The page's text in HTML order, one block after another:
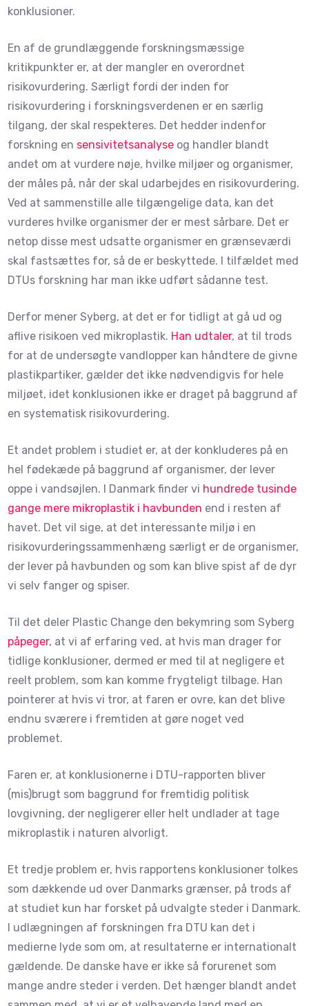
konklusioner.
En af de grundlæggende forskningsmæssige
kritikpunkter er, at der mangler en overordnet
risikovurdering. Særligt fordi der inden for
risikovurdering i forskningsverdenen er en særlig
tilgang, der skal respekteres. Det hedder indenfor
forskning en sensivitetsanalyse og handler blandt
andet om at vurdere nøje, hvilke miljøer og organismer,
der måles på, når der skal udarbejdes en risikovurdering.
Ved at sammenstille alle tilgængelige data, kan det
vurderes hvilke organismer der er mest sårbare. Det er
netop disse mest udsatte organismer en grænseværdi
skal fastsættes for, så de er beskyttede. I tilfældet med
DTUs forskning har man ikke udført sådanne test.
Derfor mener Syberg, at det er for tidligt at gå ud og
aflive risikoen ved mikroplastik. Han udtaler, at til trods
for at de undersøgte vandlopper kan håndtere de givne
plastikpartiker, gælder det ikke nødvendigvis for hele
miljøet, idet konklusionen ikke er draget på baggrund af
en systematisk risikovurdering.
Et andet problem i studiet er, at der konkluderes på en
hel fødekæde på baggrund af organismer, der lever
oppe i vandsøjlen. I Danmark finder vi hundrede tusinde
gange mere mikroplastik i havbunden end i resten af
havet. Det vil sige, at det interessante miljø i en
risikovurderingssammenhæng særligt er de organismer,
der lever på havbunden og som kan blive spist af de dyr
vi selv fanger og spiser.
Til det deler Plastic Change den bekymring som Syberg
påpeger, at vi af erfaring ved, at hvis man drager for
tidlige konklusioner, dermed er med til at negligere et
reelt problem, som kan komme frygteligt tilbage. Han
pointerer at hvis vi tror, at faren er ovre, kan det blive
endnu sværere i fremtiden at gøre noget ved
problemet.
Faren er, at konklusionerne i DTU-rapporten bliver
(mis)brugt som baggrund for fremtidig politisk
lovgivning, der negligerer eller helt undlader at tage
mikroplastik i naturen alvorligt.
Et tredje problem er, hvis rapportens konklusioner tolkes
som dækkende ud over Danmarks grænser, på trods af
at studiet kun har forsket på udvalgte steder i Danmark.
I udlægningen af forskningen fra DTU kan det i
medierne lyde som om, at resultaterne er internationalt
gældende. De danske have er ikke så forurenet som
mange andre steder i verden. Det hænger blandt andet